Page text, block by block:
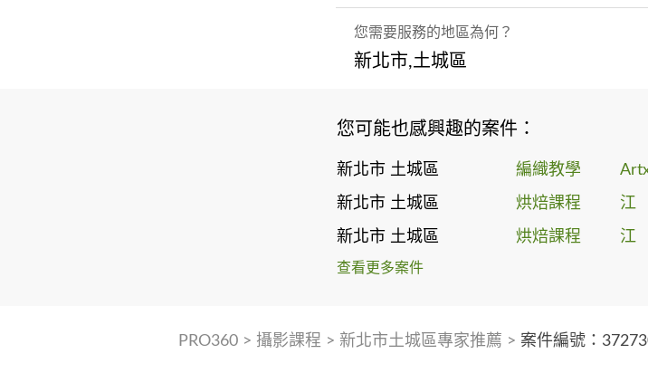
您需要服務的地區為何？
新北市,土城區
您可能也感興趣的案件：
新北市 土城區 編織教學
新北市 土城區 烘焙課程 江
新北市 土城區 烘焙課程 江
查看更多案件
PRO360> 攝影課程 > 新北市土城區專家推薦 > 案件編號：